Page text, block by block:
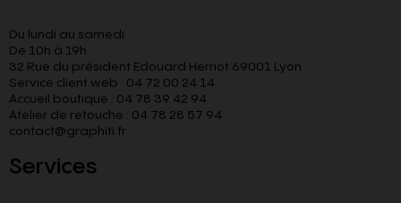
Du lundi au samedi
De 10h à 19h
32 Rue du président Edouard Herriot 69001 Lyon
Service client web : 04 72 00 24 14
Accueil boutique : 04 78 39 42 94
Atelier de retouche : 04 78 28 57 94
contact@graphiti.fr
Services